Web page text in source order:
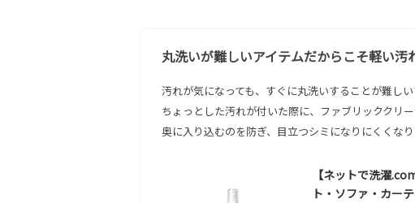
丸洗いが難しいアイテムだからこそ軽い汚
汚れが気になっても、すぐに丸洗いすることが難しい
ちょっとした汚れが付いた際に、ファブリッククリ
奥に入り込むのを防ぎ、目立つシミになりにくくなり
【ネットで洗濯
ト・ソファ・カー